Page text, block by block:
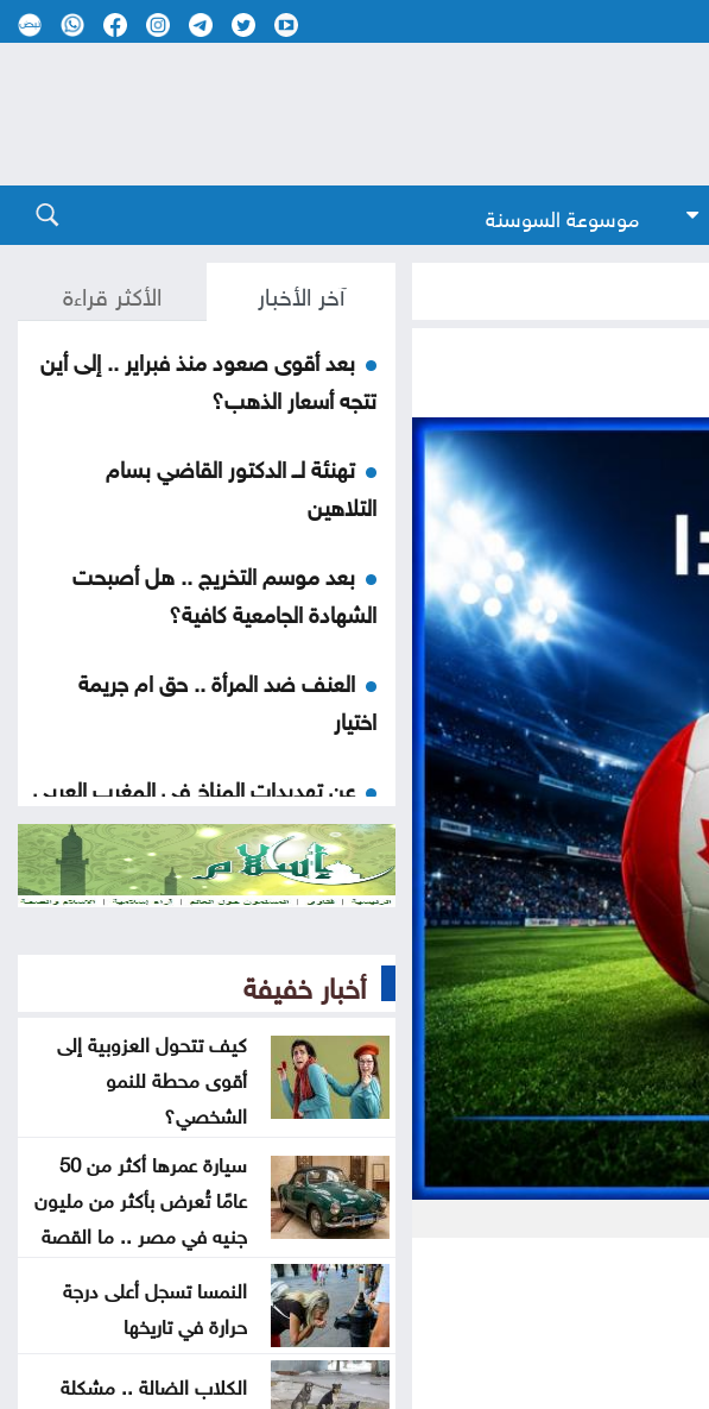
موسوعة السوسنة
آخر الأخبار الأكثر قراءة
بعد أقوى صعود منذ فبراير .. إلى أين
تتجه أسعار الذهب؟
تهنئة لــ الدكتور القاضي بسام
التلاهين
بعد موسم التخريج .. هل أصبحت
الشهادة الجامعية كافية؟
العنف ضد المرأة .. حق ام جريمة
اختيار
عن تهديدات المناخ في المغرب العربي
أخيراً العالم يكتشف سبتة
من كريم خان إلى بيدرو سانشيز…
كلفة الوقوف مع فلسطين
جون إسبوزيتو ومجتمعات الإسلام:
دراسة حديثة: التحدث بأكثر من لغة
يبطئ الشيخوخة البيولوجية للدماغ
لا تغيير على موعد العودة للمدارس
تركيا والسعودية وباكستان تعتزم
أخبار خفيفة
كيف تتحول العزوبية إلى
أقوى محطة للنمو
الشخصي؟
سيارة عمرها أكثر من 50
عامًا تُعرض بأكثر من مليون
جنيه في مصر .. ما القصة
النمسا تسجل أعلى درجة
حرارة في تاريخها
الكلاب الضالة .. مشكلة